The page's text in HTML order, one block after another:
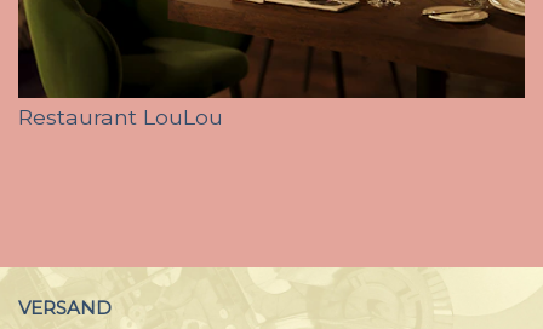
Restaurant LouLou
VERSAND